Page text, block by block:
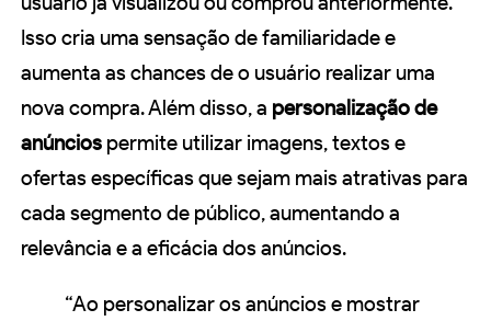
Isso cria uma sensação de familiaridade e
aumenta as chances de o usuário realizar uma
nova compra. Além disso, a personalização de
anúncios permite utilizar imagens, textos e
ofertas específicas que sejam mais atrativas para
cada segmento de público, aumentando a
relevância e a eficácia dos anúncios.
“Ao personalizar os anúncios e mostrar